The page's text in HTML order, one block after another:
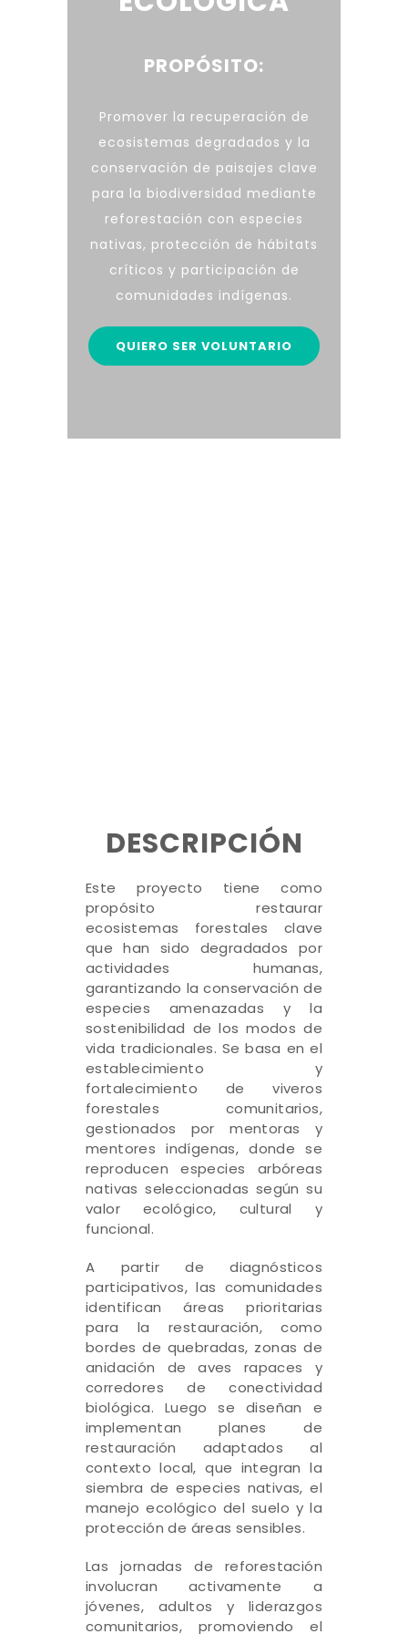
PROPÓSITO:
Promover la recuperación de
ecosistemas degradados y la
conservación de paisajes clave
para la biodiversidad mediante
reforestación con especies
nativas, protección de hábitats
críticos y participación de
comunidades indígenas.
QUIERO SER VOLUNTARIO
DESCRIPCIÓN
Este proyecto tiene como
propósito restaurar
ecosistemas forestales clave
que han sido degradados por
actividades humanas,
garantizando la conservación de
especies amenazadas y la
sostenibilidad de los modos de
vida tradicionales. Se basa en el
establecimiento y
fortalecimiento de viveros
forestales comunitarios,
gestionados por mentoras y
mentores indígenas, donde se
reproducen especies arbóreas
nativas seleccionadas según su
valor ecológico, cultural y
funcional.
A partir de diagnósticos
participativos, las comunidades
identifican áreas prioritarias
para la restauración, como
bordes de quebradas, zonas de
anidación de aves rapaces y
corredores de conectividad
biológica. Luego se diseñan e
implementan planes de
restauración adaptados al
contexto local, que integran la
siembra de especies nativas, el
manejo ecológico del suelo y la
protección de áreas sensibles.
Las jornadas de reforestación
involucran activamente a
jóvenes, adultos y liderazgos
comunitarios, promoviendo el